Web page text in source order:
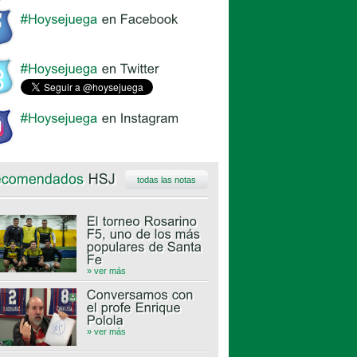
todas las notas
» ver más
» ver más